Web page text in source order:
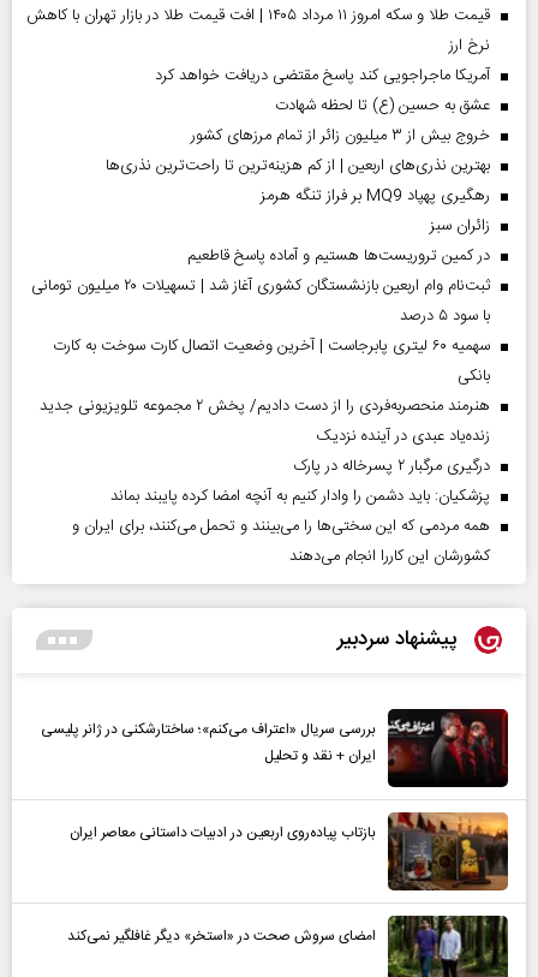
قیمت طلا و سکه امروز ۱۱ مرداد ۱۴۰۵ | افت قیمت طلا در بازار تهران با کاهش
نرخ ارز
آمریکا ماجراجویی کند پاسخ مقتضی دریافت خواهد کرد
عشق به حسین (ع) تا لحظه شهادت
خروج بیش از ۳ میلیون زائر از تمام مرز‌های کشور
بهترین نذری‌های اربعین | از کم هزینه‌ترین تا راحت‌ترین نذری‌ها
رهگیری پهپاد MQ9 بر فراز تنگه هرمز
‌زائران سبز
در کمین تروریست‌ها هستیم و آماده پاسخ قاطعیم
ثبت‌نام وام اربعین بازنشستگان کشوری آغاز شد | تسهیلات ۲۰ میلیون تومانی
با سود ۵ درصد
سهمیه ۶۰ لیتری پابرجاست | آخرین وضعیت اتصال کارت سوخت به کارت
بانکی
هنرمند منحصر‌به‌فردی را از دست دادیم/ پخش ۲ مجموعه تلویزیونی جدید
زنده‌یاد عبدی در آینده نزدیک
درگیری مرگبار ۲ پسرخاله در پارک
پزشکیان: باید دشمن را وادار کنیم به آنچه امضا کرده پایبند بماند
همه مردمی که این سختی‌ها را می‌بینند و تحمل می‌کنند، برای ایران و
کشورشان این کاررا انجام می‌دهند
پیشنهاد سردبیر
بررسی سریال «اعتراف می‌کنم»؛ ساختارشکنی در ژانر پلیسی
ایران + نقد و تحلیل
بازتاب پیاده‌روی اربعین در ادبیات داستانی معاصر ایران
امضای سروش صحت در «استخر» دیگر غافلگیر نمی‌کند